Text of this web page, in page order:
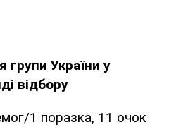
групи України у
відбору
1 поразка, 11 очок